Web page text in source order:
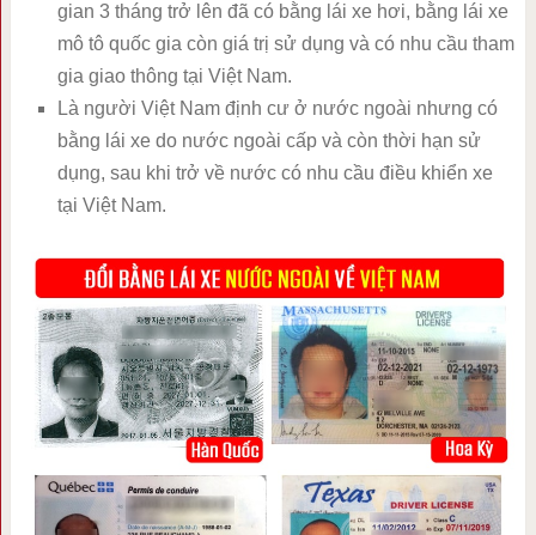
gian 3 tháng trở lên đã có bằng lái xe hơi, bằng lái xe
mô tô quốc gia còn giá trị sử dụng và có nhu cầu tham
gia giao thông tại Việt Nam.
Là người Việt Nam định cư ở nước ngoài nhưng có
bằng lái xe do nước ngoài cấp và còn thời hạn sử
dụng, sau khi trở về nước có nhu cầu điều khiển xe
tại Việt Nam.